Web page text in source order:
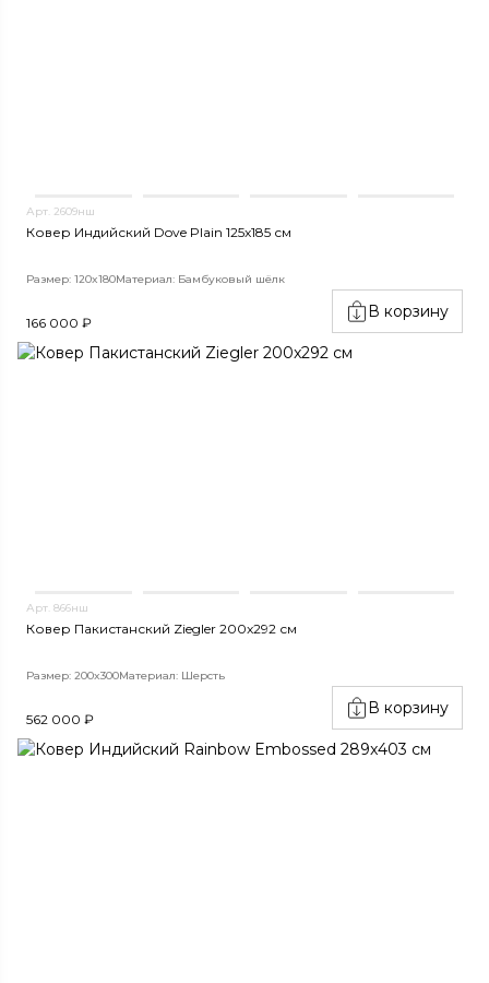
Арт. 2609нш
Ковер Индийский Dove Plain 125x185 см
Размер: 120x180Материал: Бамбуковый шёлк
166 000 ₽
В корзину
Арт. 866нш
Ковер Пакистанский Ziegler 200x292 см
Размер: 200x300Материал: Шерсть
562 000 ₽
В корзину